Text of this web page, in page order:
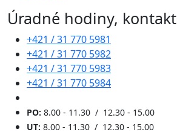
Úradné hodiny, kontakt
+421 / 31 770 5981
+421 / 31 770 5982
+421 / 31 770 5983
+421 / 31 770 5984
PO: 8.00 - 11.30 / 12.30 - 15.00
UT: 8.00 - 11.30 / 12.30 - 15.00